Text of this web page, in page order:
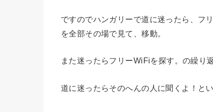
ですのでハンガリーで道に迷ったら、フ
を全部その場で見て、移動。
また迷ったらフリーWiFiを探す。の繰り
道に迷ったらそのへんの人に聞くよ！と